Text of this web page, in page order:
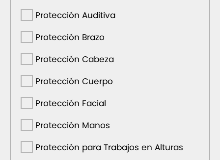
Protección Auditiva
Protección Brazo
Protección Cabeza
Protección Cuerpo
Protección Facial
Protección Manos
Protección para Trabajos en Alturas